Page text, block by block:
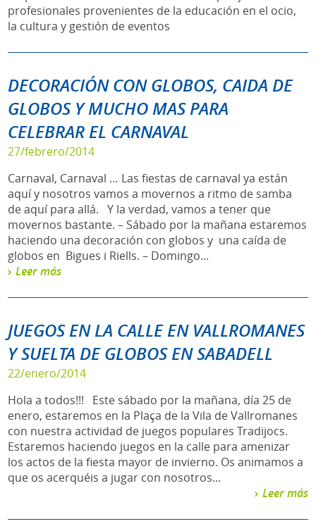
profesionales provenientes de la educación en el ocio,
la cultura y gestión de eventos
DECORACIÓN CON GLOBOS, CAIDA DE
GLOBOS Y MUCHO MAS PARA
CELEBRAR EL CARNAVAL
27/febrero/2014
Carnaval, Carnaval … Las fiestas de carnaval ya están
aquí y nosotros vamos a movernos a ritmo de samba
de aquí para allá. Y la verdad, vamos a tener que
movernos bastante. – Sábado por la mañana estaremos
haciendo una decoración con globos y una caída de
globos en Bigues i Riells. – Domingo...
Leer más
JUEGOS EN LA CALLE EN VALLROMANES
Y SUELTA DE GLOBOS EN SABADELL
22/enero/2014
Hola a todos!!! Este sábado por la mañana, día 25 de
enero, estaremos en la Plaça de la Vila de Vallromanes
con nuestra actividad de juegos populares Tradijocs.
Estaremos haciendo juegos en la calle para amenizar
los actos de la fiesta mayor de invierno. Os animamos a
que os acerquéis a jugar con nosotros...
Leer más